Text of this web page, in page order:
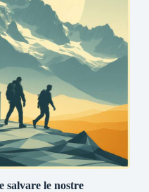
salvare le nostre